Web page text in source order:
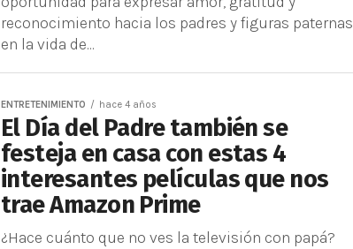
reconocimiento hacia los padres y figuras paternas
en la vida de...
ENTRETENIMIENTO hace 4 años
El Día del Padre también se
festeja en casa con estas 4
interesantes películas que nos
trae Amazon Prime
¿Hace cuánto que no ves la televisión con papá?